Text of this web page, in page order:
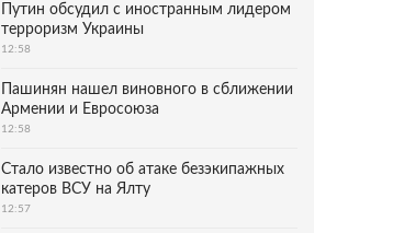
Путин обсудил с иностранным лидером
терроризм Украины
12:58
Пашинян нашел виновного в сближении
Армении и Евросоюза
12:58
Стало известно об атаке безэкипажных
катеров ВСУ на Ялту
12:57